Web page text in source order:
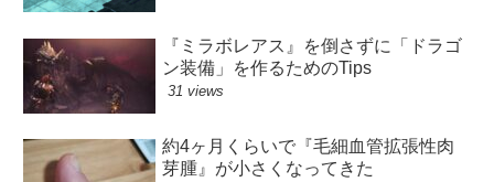
『ミラボレアス』を倒さずに「ドラゴ
ン装備」を作るためのTips
31 views
約4ヶ月くらいで『毛細血管拡張性肉
芽腫』が小さくなってきた